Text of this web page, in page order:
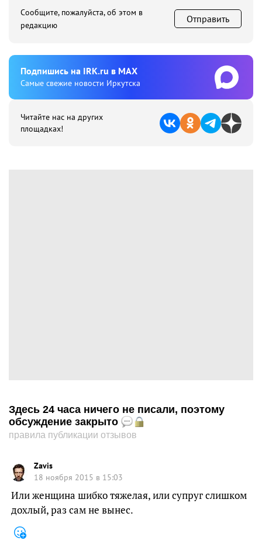
Сообщите, пожалуйста, об этом в
редакцию
Отправить
Подпишиcь на IRK.ru в MAX
Cамые свежие новости Иркутска
Читайте нас на других
площадках!
Здесь 24 часа ничего не писали, поэтому
обсуждение закрыто
правила публикации отзывов
Zavis
18 ноября 2015 в 15:03
Или женщина шибко тяжелая, или супруг слишком
дохлый, раз сам не вынес.